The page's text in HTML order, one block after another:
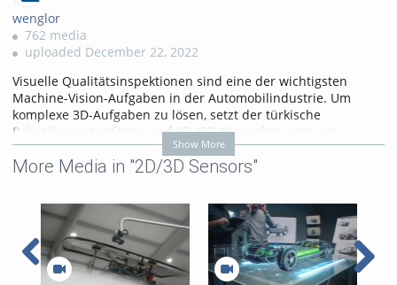
wenglor
762 media
uploaded December 22, 2022
Visuelle Qualitätsinspektionen sind eine der wichtigsten
Machine-Vision-Aufgaben in der Automobilindustrie. Um
komplexe 3D-Aufgaben zu lösen, setzt der türkische
Robotikexperte Hitegro auf 2D-/3D-Sensorlösungen von
wenglor. Ein entscheidender Vorteil: Die Qualität der 3D-
Punktewolken. Jetzt den ganzen Filme ansehen und mehr
Categories: Applications,
Customer References,
Automotive Industry,2D/3D
Sensors,3D Sensors
Show More
More Media in "2D/3D Sensors"